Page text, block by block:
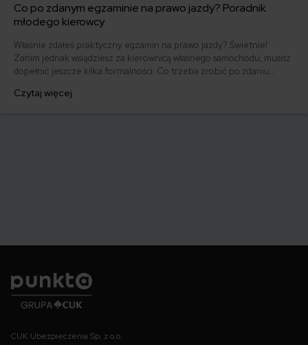
Co po zdanym egzaminie na prawo jazdy? Poradnik
młodego kierowcy
Właśnie zdałeś praktyczny egzamin na prawo jazdy? Świetnie!
Zanim jednak wsiądziesz za kierownicą własnego samochodu, musisz
dopełnić jeszcze kilka formalności. Co trzeba zrobić po zdaniu
którym szybko załatwisz sprawy urzędowe i będziesz mógł prowadzić
Czytaj więcej
CUK Ubezpieczenia Sp. z o.o.